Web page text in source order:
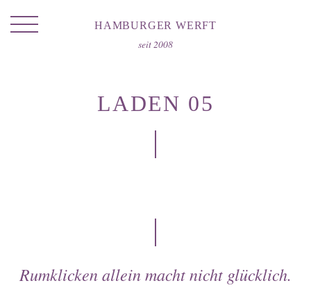
HAMBURGER WERFT
seit 2008
Portrait
Laden
Hausmarke
Catering
LADEN 05
Rumklicken allein macht nicht glücklich.